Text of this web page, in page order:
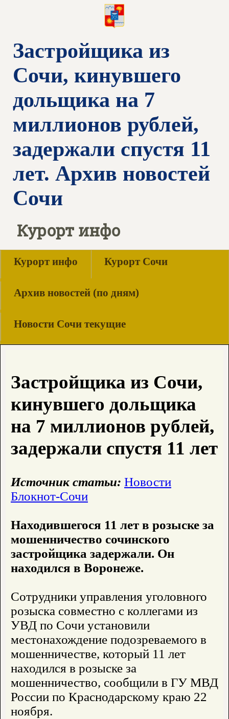
Застройщика из
Сочи, кинувшего
дольщика на 7
миллионов рублей,
задержали спустя 11
лет. Архив новостей
Сочи
Курорт инфо
Курорт инфо Курорт Сочи
Архив новостей (по дням)
Новости Сочи текущие
Застройщика из Сочи,
кинувшего дольщика
на 7 миллионов рублей,
задержали спустя 11 лет
Источник статьи: Новости
Блокнот-Сочи
Находившегося 11 лет в розыске за
мошенничество сочинского
застройщика задержали. Он
находился в Воронеже.
Сотрудники управления уголовного
розыска совместно с коллегами из
УВД по Сочи установили
местонахождение подозреваемого в
мошенничестве, который 11 лет
находился в розыске за
мошенничество, сообщили в ГУ МВД
России по Краснодарскому краю 22
ноября.